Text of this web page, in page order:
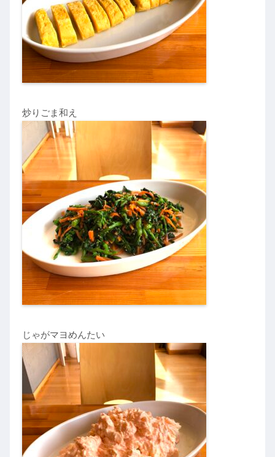
炒りごま和え
じゃがマヨめんたい